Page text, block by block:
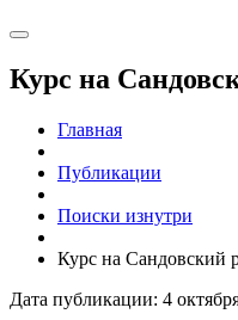
Курс на
Главная
Публикации
Поиски изнутри
Курс на Сандовский
Дата публикации: 4